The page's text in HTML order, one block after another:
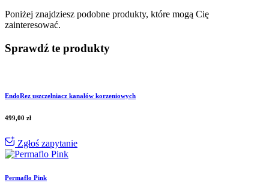
Poniżej znajdziesz podobne produkty, które mogą Cię
zainteresować.
Sprawdź te produkty
EndoRez uszczelniacz kanałów korzeniowych
499,00 zł
Zgłoś zapytanie
Permaflo Pink